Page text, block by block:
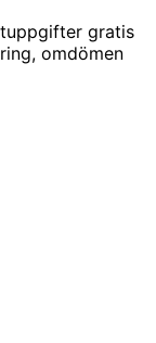
gratis
omdömen